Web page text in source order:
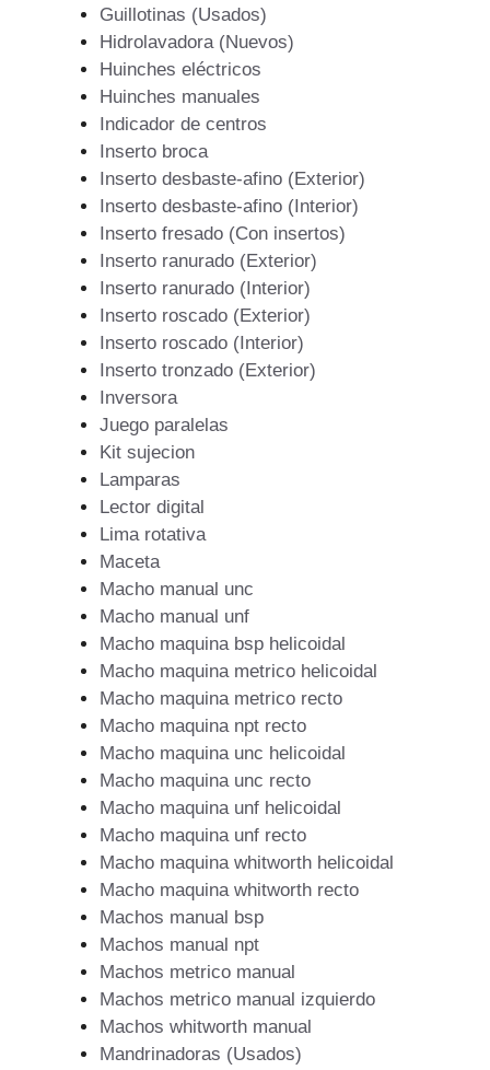
Guillotinas (Usados)
Hidrolavadora (Nuevos)
Huinches eléctricos
Huinches manuales
Indicador de centros
Inserto broca
Inserto desbaste-afino (Exterior)
Inserto desbaste-afino (Interior)
Inserto fresado (Con insertos)
Inserto ranurado (Exterior)
Inserto ranurado (Interior)
Inserto roscado (Exterior)
Inserto roscado (Interior)
Inserto tronzado (Exterior)
Inversora
Juego paralelas
Kit sujecion
Lamparas
Lector digital
Lima rotativa
Maceta
Macho manual unc
Macho manual unf
Macho maquina bsp helicoidal
Macho maquina metrico helicoidal
Macho maquina metrico recto
Macho maquina npt recto
Macho maquina unc helicoidal
Macho maquina unc recto
Macho maquina unf helicoidal
Macho maquina unf recto
Macho maquina whitworth helicoidal
Macho maquina whitworth recto
Machos manual bsp
Machos manual npt
Machos metrico manual
Machos metrico manual izquierdo
Machos whitworth manual
Mandrinadoras (Usados)